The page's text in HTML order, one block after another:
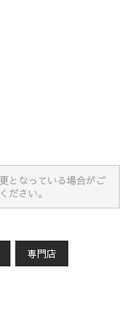
となっている場合がご
ださい。
専門店